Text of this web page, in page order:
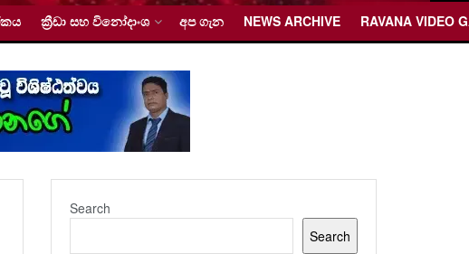
ක්‍රීඩා සහ විනෝදාංශ අප ගැන NEWS ARCHIVE RAVANA VIDEO
Search
Search